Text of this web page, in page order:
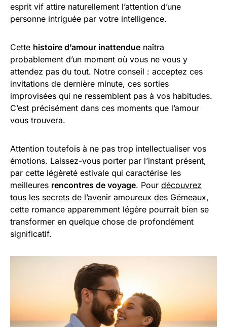
esprit vif attire naturellement l’attention d’une
personne intriguée par votre intelligence.
Cette histoire d’amour inattendue naîtra
probablement d’un moment où vous ne vous y
attendez pas du tout. Notre conseil : acceptez ces
invitations de dernière minute, ces sorties
improvisées qui ne ressemblent pas à vos habitudes.
C’est précisément dans ces moments que l’amour
vous trouvera.
Attention toutefois à ne pas trop intellectualiser vos
émotions. Laissez-vous porter par l’instant présent,
par cette légèreté estivale qui caractérise les
meilleures rencontres de voyage. Pour découvrez
tous les secrets de l’avenir amoureux des Gémeaux,
cette romance apparemment légère pourrait bien se
transformer en quelque chose de profondément
significatif.